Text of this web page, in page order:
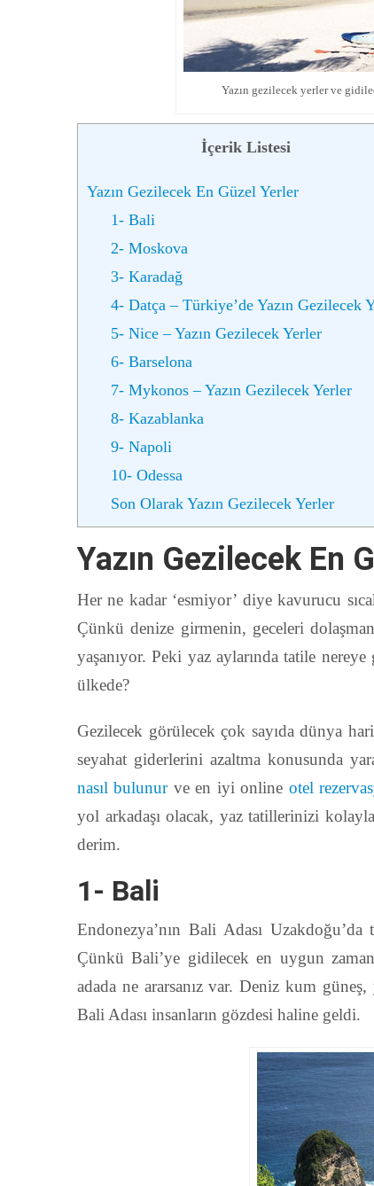
Yazın gezilecek yerler ve
İçerik Listesi
Yazın Gezilecek En Güzel Yerler
1- Bali
2- Moskova
3- Karadağ
4- Datça – Türkiye’de Yazın Gezilecek
5- Nice – Yazın Gezilecek Yerler
6- Barselona
7- Mykonos – Yazın Gezilecek Yerler
8- Kazablanka
9- Napoli
10- Odessa
Son Olarak Yazın Gezilecek Yerler
Yazın Gezilecek En
Her ne kadar ‘esmiyor’ diye kavurucu
Çünkü denize girmenin, geceleri
yaşanıyor. Peki yaz aylarında tatile
ülkede?
Gezilecek görülecek çok sayıda dünya
seyahat giderlerini azaltma konusunda
nasıl bulunurve en iyi online otel
yol arkadaşı olacak, yaz tatillerinizi
derim.
1- Bali
Endonezya’nın Bali Adası
Çünkü Bali’ye gidilecek en uygun
adada ne ararsanız var. Deniz kum
Bali Adası insanların gözdesi haline geldi.